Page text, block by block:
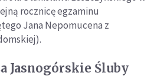
rocznicę egzaminu
Jana Nepomucena z
Jasnogórskie Śluby